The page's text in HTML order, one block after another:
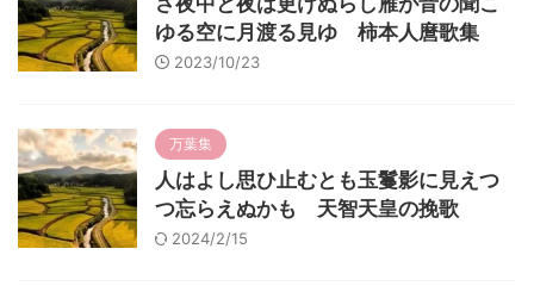
ゆる空に月渡る見ゆ 柿本人麿歌集
2023/10/23
万葉集
人はよし思ひ止むとも玉鬘影に見えつ
つ忘らえぬかも 天智天皇の挽歌
2024/2/15